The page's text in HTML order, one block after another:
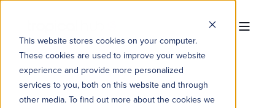
This website stores cookies on your computer.
These cookies are used to improve your website
experience and provide more personalized
services to you, both on this website and through
other media. To find out more about the cookies we